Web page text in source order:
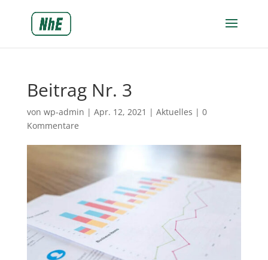
Beitrag Nr. 3
von wp-admin | Apr. 12, 2021 | Aktuelles | 0
Kommentare